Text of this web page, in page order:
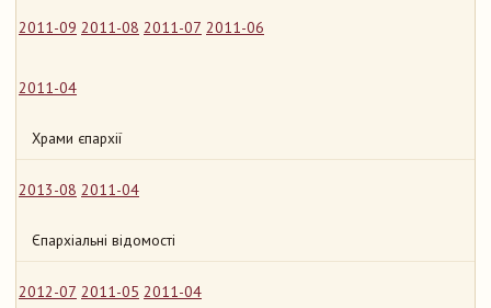
2011-09 2011-08 2011-07 2011-06
2011-04
Храми єпархії
2013-08 2011-04
Єпархіальні відомості
2012-07 2011-05 2011-04